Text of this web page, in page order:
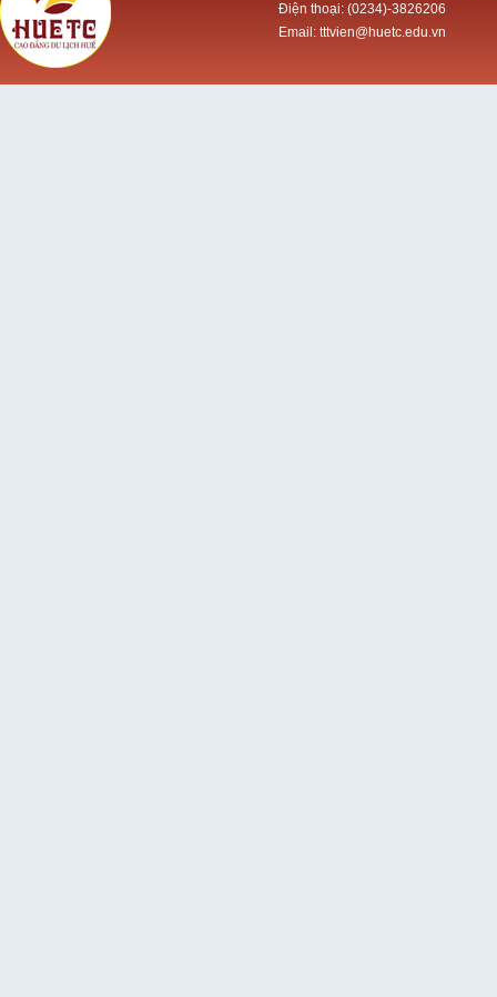
Điện thoại: (0234)-3826206
Email: tttvien@huetc.edu.vn